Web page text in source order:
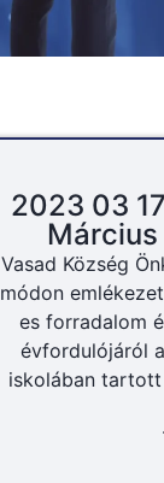
2023 03
Március
Vasad Község
módon
es forradalom
évfordulójáról
iskolában tartott